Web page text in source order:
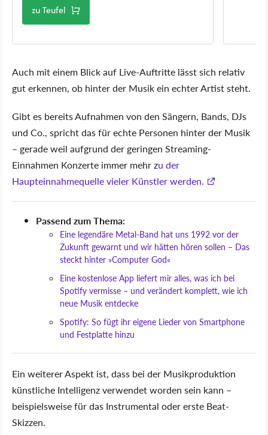
zu Teufel
Auch mit einem Blick auf Live-Auftritte lässt sich relativ
gut erkennen, ob hinter der Musik ein echter Artist steht.
Gibt es bereits Aufnahmen von den Sängern, Bands, DJs
und Co., spricht das für echte Personen hinter der Musik
– gerade weil aufgrund der geringen Streaming-
Einnahmen Konzerte immer mehr zu der
Haupteinnahmequelle vieler Künstler werden.
Passend zum Thema:
Eine legendäre Metal-Band hat uns 1992 vor der
Zukunft gewarnt und wir hätten hören sollen – Das
steckt hinter »Computer God«
Eine kostenlose App liefert mir alles, was ich bei
Spotify vermisse – und verändert komplett, wie ich
neue Musik entdecke
Spotify: So fügt ihr eigene Lieder von Smartphone
und Festplatte hinzu
Ein weiterer Aspekt ist, dass bei der Musikproduktion
künstliche Intelligenz verwendet worden sein kann –
beispielsweise für das Instrumental oder erste Beat-
Skizzen.